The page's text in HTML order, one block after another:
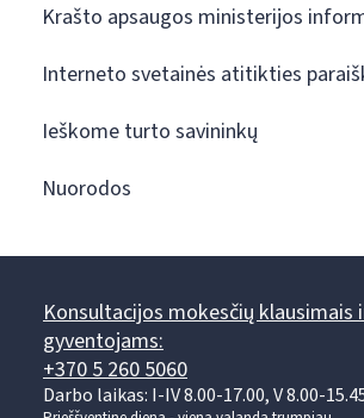
Krašto apsaugos ministerijos
Interneto svetainės atitikties
Ieškome turto savininkų
Nuorodos
Konsultacijos mokesčių klausimais
gyventojams:
+370 5 260 5060
Darbo laikas: I-IV 8.00-17.00, V 8.00-